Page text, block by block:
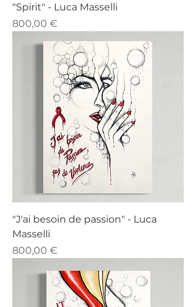
"Spirit" - Luca Masselli
Prezzo
800,00 €
"J'ai besoin de passion" - Luca
Masselli
Prezzo
800,00 €